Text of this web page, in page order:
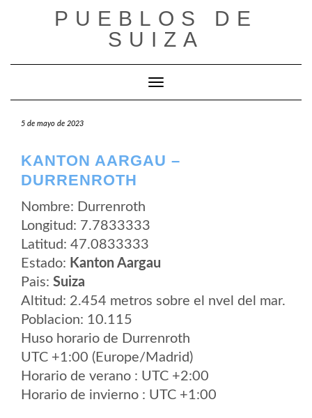
PUEBLOS DE
SUIZA
Cambiar modo de navegación
5 de mayo de 2023
KANTON AARGAU –
DURRENROTH
Nombre: Durrenroth
Longitud: 7.7833333
Latitud: 47.0833333
Estado: Kanton Aargau
Pais: Suiza
Altitud: 2.454 metros sobre el nvel del mar.
Poblacion: 10.115
Huso horario de Durrenroth
UTC +1:00 (Europe/Madrid)
Horario de verano : UTC +2:00
Horario de invierno : UTC +1:00